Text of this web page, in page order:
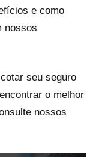
e como
nossos
seu seguro
o melhor
nossos